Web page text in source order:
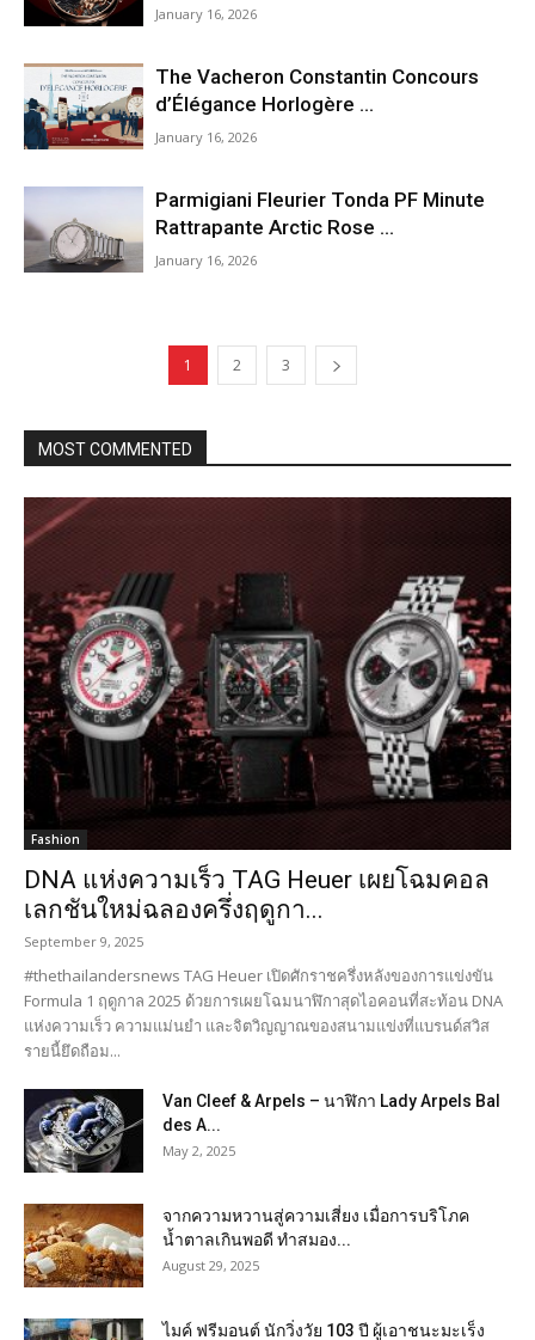
January 16, 2026
The Vacheron Constantin Concours
d’Élégance Horlogère ...
January 16, 2026
Parmigiani Fleurier Tonda PF Minute
Rattrapante Arctic Rose ...
January 16, 2026
1 2 3
MOST COMMENTED
Fashion
DNA แห่งความเร็ว TAG Heuer เผยโฉมคอล
เลกชันใหม่ฉลองครึ่งฤดูกา...
September 9, 2025
#thethailandersnews TAG Heuer เปิดศักราชครึ่งหลังของการแข่งขัน
Formula 1 ฤดูกาล 2025 ด้วยการเผยโฉมนาฬิกาสุดไอคอนที่สะท้อน DNA
แห่งความเร็ว ความแม่นยำ และจิตวิญญาณของสนามแข่งที่แบรนด์สวิส
รายนี้ยึดถือม...
Van Cleef & Arpels – นาฬิกา Lady Arpels Bal
des A...
May 2, 2025
จากความหวานสู่ความเสี่ยง เมื่อการบริโภค
น้ำตาลเกินพอดี ทำสมอง...
August 29, 2025
ไมค์ ฟรีมอนต์ นักวิ่งวัย 103 ปี ผู้เอาชนะมะเร็ง